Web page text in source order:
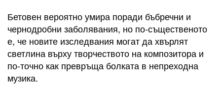
Бетовен вероятно умира поради бъбречни и
чернодробни заболявания, но по-същественото
е, че новите изследвания могат да хвърлят
светлина върху творчеството на композитора и
по-точно как превръща болката в непреходна
музика.